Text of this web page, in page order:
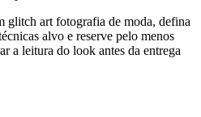
glitch art fotografia de moda, defina
alvo e reserve pelo menos
a leitura do look antes da entrega